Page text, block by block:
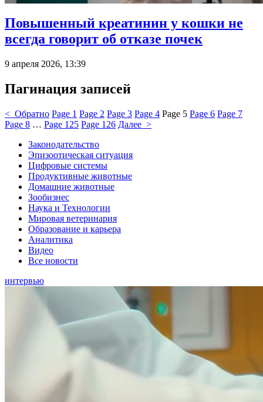
Повышенный креатинин у кошки не
всегда говорит об отказе почек
9 апреля 2026, 13:39
Пагинация записей
< Обратно Page 1 Page 2 Page 3 Page 4 Page 5 Page 6 Page 7
Page 8 … Page 125 Page 126 Далее >
Законодательство
Эпизоотическая ситуация
Цифровые системы
Продуктивные животные
Домашние животные
Зообизнес
Наука и Технологии
Мировая ветеринария
Образование и карьера
Аналитика
Видео
Все новости
интервью